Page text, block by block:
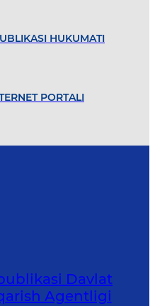
HUKUMATI
PORTALI
Davlat
Agentligi